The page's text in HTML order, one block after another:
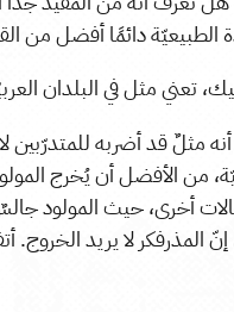
الطبيعيّة دائمًا أفضل من
تعني مثل في البلدان
أنه مثلٌ قد أضربه
من الأفضل أن يُخرج
أخرى، حيث المولود
المذرفكر لا يريد الخروج.